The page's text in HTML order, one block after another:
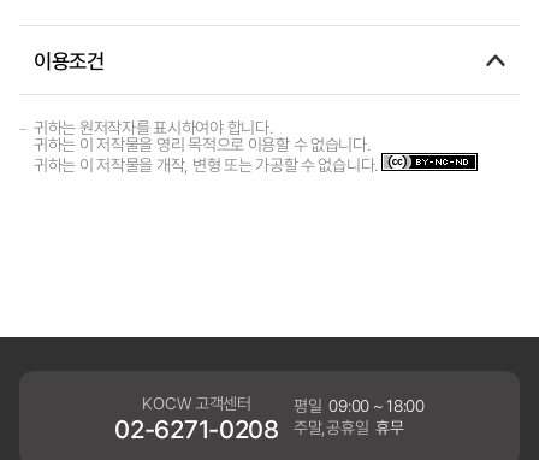
이용조건
귀하는 원저작자를 표시하여야 합니다.
귀하는 이 저작물을 영리 목적으로 이용할 수 없습니다.
귀하는 이 저작물을 개작, 변형 또는 가공할 수 없습니다.
KOCW 고객센터
02-6271-0208
평일 09:00 ~ 18:00
주말,공휴일 휴무